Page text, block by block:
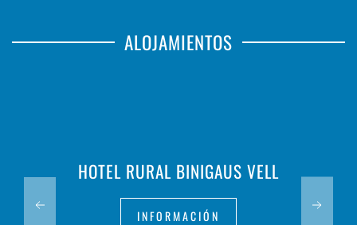
ALOJAMIENTOS
HOTEL RURAL BINIGAUS VELL
INFORMACIÓN